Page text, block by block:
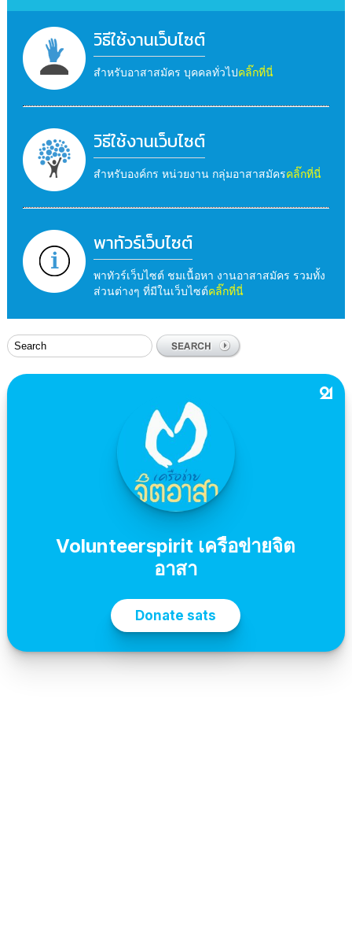
วิธีใช้งานเว็บไซต์
สำหรับอาสาสมัคร บุคคลทั่วไปคลิ๊กที่นี่
วิธีใช้งานเว็บไซต์
สำหรับองค์กร หน่วยงาน กลุ่มอาสาสมัครคลิ๊กที่นี่
พาทัวร์เว็บไซต์
พาทัวร์เว็บไซต์ ชมเนื้อหา งานอาสาสมัคร รวมทั้ง
ส่วนต่างๆ ที่มีในเว็บไซต์คลิ๊กที่นี่